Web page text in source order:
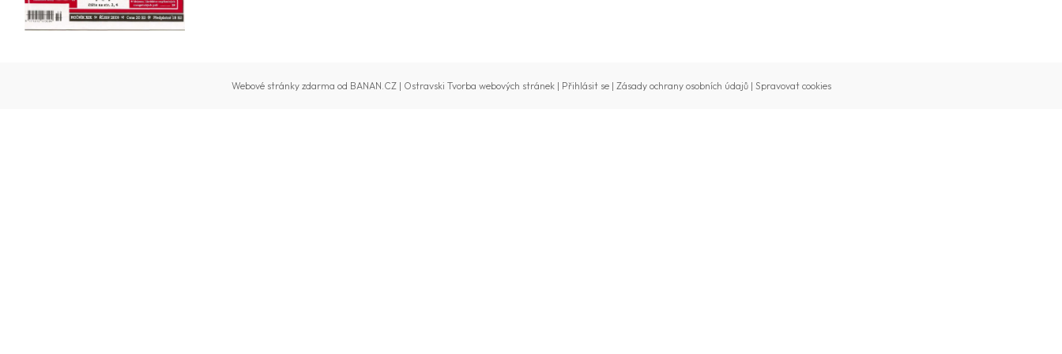
Webové stránky zdarma od BANAN.CZ| Ostravski Tvorba webových stránek | Přihlásit se| Zásady ochrany osobních údajů| Spravovat cookies